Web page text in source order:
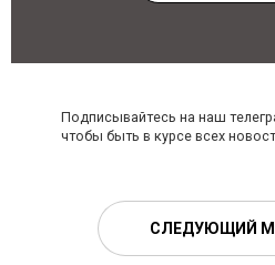
Подписывайтесь на наш
чтобы быть в курсе всех
СЛЕДУЮЩИЙ